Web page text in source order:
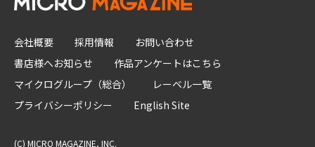
会社概要 採用情報
お問い合わせ
書店様へお知らせ
作品アンケートはこちら
マイクログループ（総合）
レーベル一覧
プライバシーポリシー
English Site
(C) MICRO MAGAZINE, INC.